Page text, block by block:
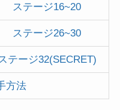
ステージ16~20
ステージ26~30
ステージ32(SECRET)
方法